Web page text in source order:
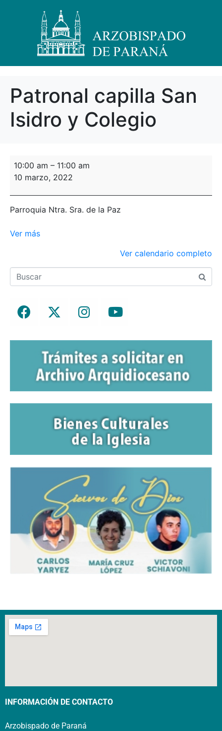
Patronal capilla San
Isidro y Colegio
10:00 am – 11:00 am
10 marzo, 2022
Parroquia Ntra. Sra. de la Paz
Ver más
Ver calendario completo
INFORMACIÓN DE CONTACTO
Arzobispado de Paraná